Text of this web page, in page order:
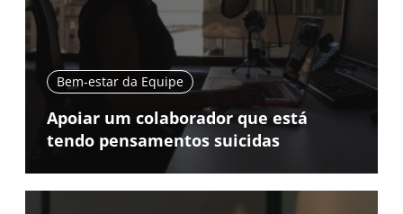
Bem-estar da Equipe
Apoiar um colaborador que está
tendo pensamentos suicidas